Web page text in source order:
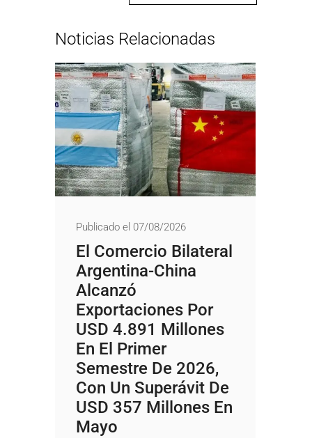
Noticias Relacionadas
Publicado el 07/08/2026
El Comercio Bilateral
Argentina-China
Alcanzó
Exportaciones Por
USD 4.891 Millones
En El Primer
Semestre De 2026,
Con Un Superávit De
USD 357 Millones En
Mayo